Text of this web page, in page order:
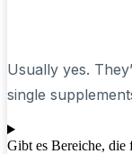
Usually yes.
single
Gibt es Bereiche, die